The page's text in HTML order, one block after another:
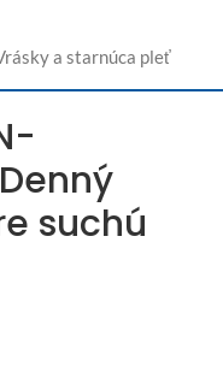
a starnúca pleť
suchú